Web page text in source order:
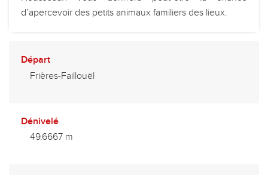
d’apercevoir des petits animaux familiers des lieux.
Départ
Frières-Faillouël
Dénivelé
49.6667 m